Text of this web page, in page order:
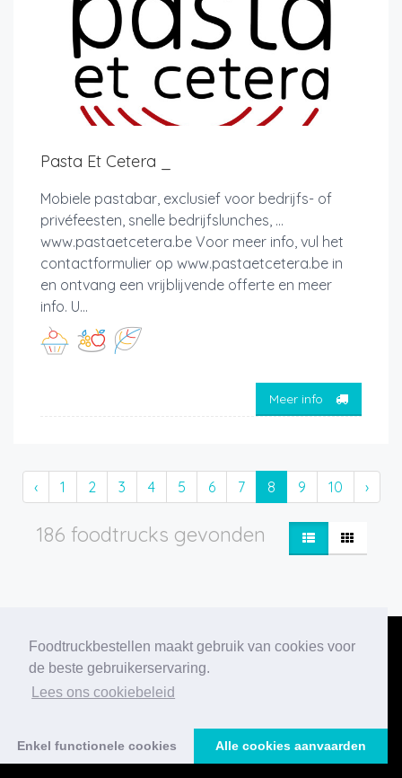
Foodtruckbestellen maakt gebruik van cookies voor
de beste gebruikerservaring.
Lees ons cookiebeleid
Enkel functionele cookies Alle cookies aanvaarden
Pasta Et Cetera _
Mobiele pastabar, exclusief voor bedrijfs- of
privéfeesten, snelle bedrijfslunches, ...
www.pastaetcetera.be Voor meer info, vul het
contactformulier op www.pastaetcetera.be in
en ontvang een vrijblijvende offerte en meer
info. U...
Meer info
‹ 1 2 3 4 5 6 7 8 9 10 ›
186 foodtrucks gevonden
blogberichten